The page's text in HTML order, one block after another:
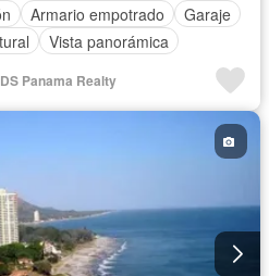
Armario empotrado
Garaje
Vista panorámica
Panama Realty